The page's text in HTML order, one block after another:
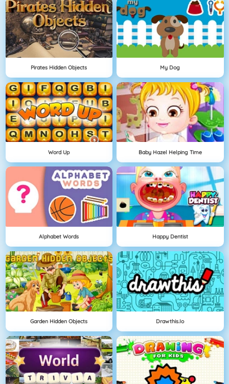
Pirates Hidden Objects My Dog
Word Up Baby Hazel Helping Time
Alphabet Words Happy Dentist
Garden Hidden Objects Drawthis.io